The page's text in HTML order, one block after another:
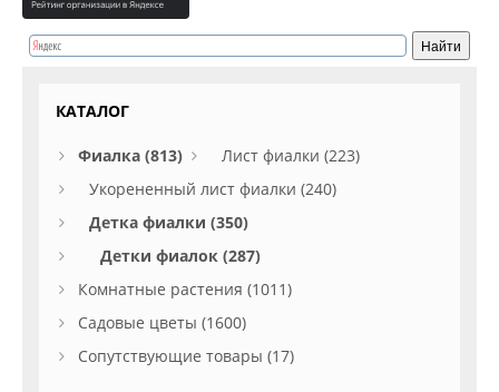
КАТАЛОГ
Фиалка (813)
Лист фиалки (223)
Укорененный лист фиалки (240)
Детка фиалки (350)
Детки фиалок (287)
Комнатные растения (1011)
Садовые цветы (1600)
Сопутствующие товары (17)